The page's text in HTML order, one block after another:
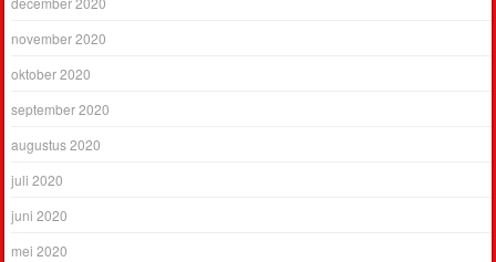
november 2020
oktober 2020
september 2020
augustus 2020
juli 2020
juni 2020
mei 2020